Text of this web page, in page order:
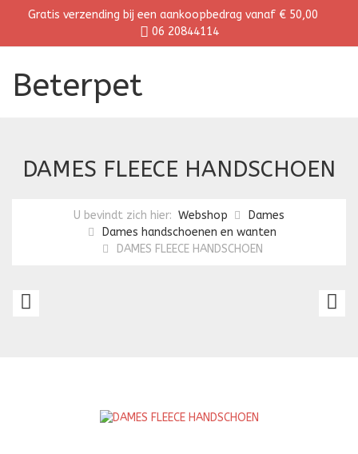
Gratis verzending bij een aankoopbedrag vanaf € 50,00
06 20844114
Beterpet
DAMES FLEECE HANDSCHOEN
U bevindt zich hier: Webshop
Dames
Dames handschoenen en wanten
DAMES FLEECE HANDSCHOEN